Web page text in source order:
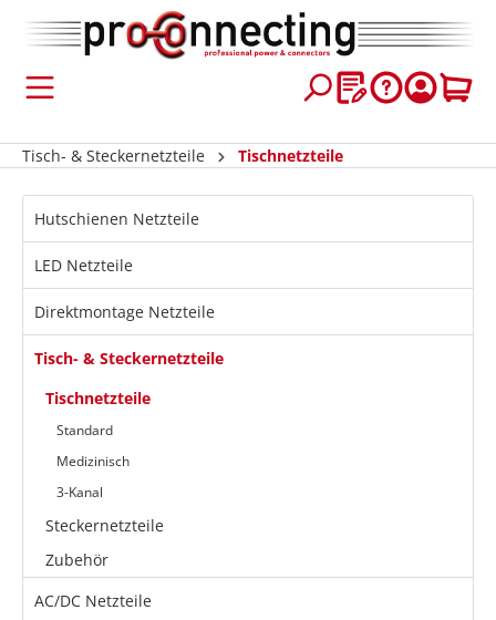
springen
Tisch- & Steckernetzteile Tischnetzteile
Hutschienen Netzteile
LED Netzteile
Direktmontage Netzteile
Tisch- & Steckernetzteile
Tischnetzteile
Standard
Medizinisch
3-Kanal
Steckernetzteile
Zubehör
AC/DC Netzteile